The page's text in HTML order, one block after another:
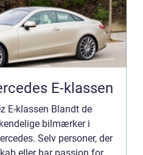
E-klassen
E-klassen Blandt de
bilmærker i
Selv personer, der